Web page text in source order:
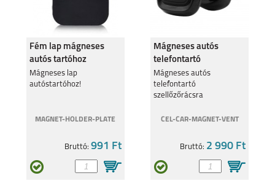
Fém lap mágneses
autós tartóhoz
Mágneses lap
autóstartóhoz!
MAGNET-HOLDER-PLATE
Bruttó: 991 Ft
Mágneses autós
telefontartó
szellőzőrácsra
Mágneses autós
telefontartó
szellőzőrácsra
CEL-CAR-MAGNET-VENT
Bruttó: 2 990 Ft